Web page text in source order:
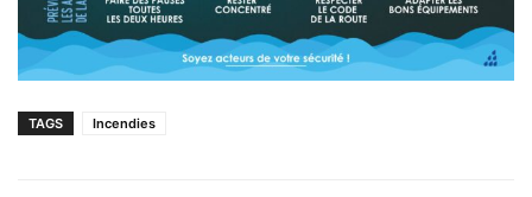
TAGS Incendies